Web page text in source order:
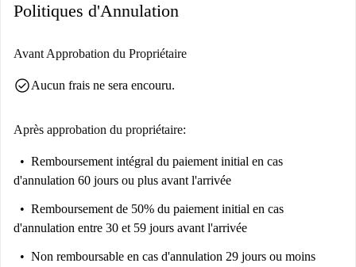
nombreuses commodités à proximité. À deux pas, vous trouverez la
vous trouverez de nombreux restaurants tels que Spasso, Sanzio et Bijou,
vos besoins.
Politiques d'Annulation
Avant Approbation du Propriétaire
check_circleAucun frais ne sera encouru.
Après approbation du propriétaire:
Remboursement intégral du paiement initial en cas
d'annulation 60 jours ou plus avant l'arrivée
Remboursement de 50% du paiement initial en cas
d'annulation entre 30 et 59 jours avant l'arrivée
Non remboursable en cas d'annulation 29 jours ou moins